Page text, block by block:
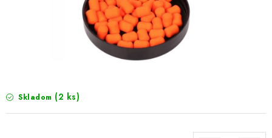
TAŠKY A PÚZDRA
NA STUDENÚ VODU
Skladom (2 ks)